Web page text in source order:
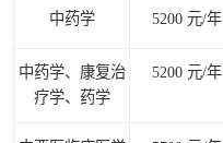
中药学 5200 元/年
中药学、康复治
疗学、药学
5200 元/年